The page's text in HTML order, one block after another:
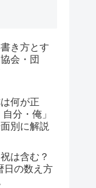
き方とす
会・団
何が正
分・俺」
別に解説
は含む？
日の数え方